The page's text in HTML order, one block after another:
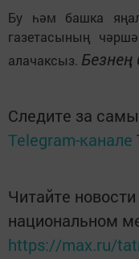
Бу һәм башка
газетасының
алачаксыз. Безнең
Следите за
Telegram-канале
Читайте
национальном
https://max.ru/